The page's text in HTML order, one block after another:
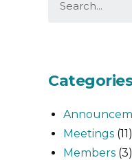
Meetings (11)
Members (3)